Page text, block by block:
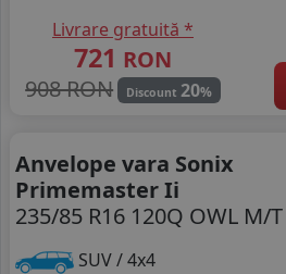
Livrare gratuită *
721 RON
908 RON
Discount 20%
Anvelope vara Sonix
Primemaster Ii
235/85 R16 120Q OWL M/T
SUV / 4x4